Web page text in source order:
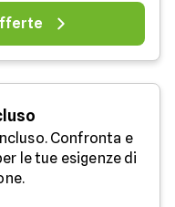
Confronta e
le tue esigenze di